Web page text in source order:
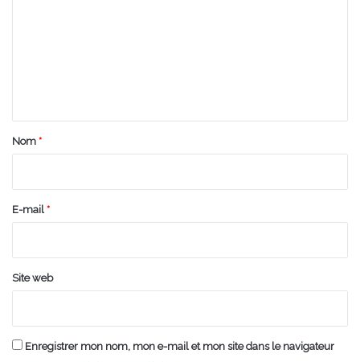
a
e
Nom *
E-mail *
Site web
Enregistrer mon nom, mon e-mail et mon site dans le navigateur